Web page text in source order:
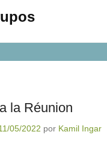
la Réunion
05/2022 por Kamil Ingar